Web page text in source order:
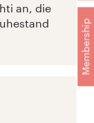
Membership
an, die